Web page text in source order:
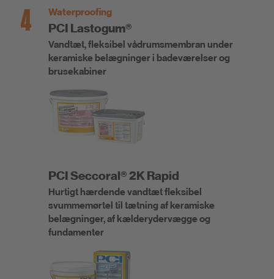
4 Waterproofing
PCI Lastogum®
Vandtæt, fleksibel vådrumsmembran under
keramiske belægninger i badeværelser og
brusekabiner
PCI Seccoral® 2K Rapid
Hurtigt hærdende vandtæt fleksibel
svummemørtel til tætning af keramiske
belægninger, af kælderydervægge og
fundamenter